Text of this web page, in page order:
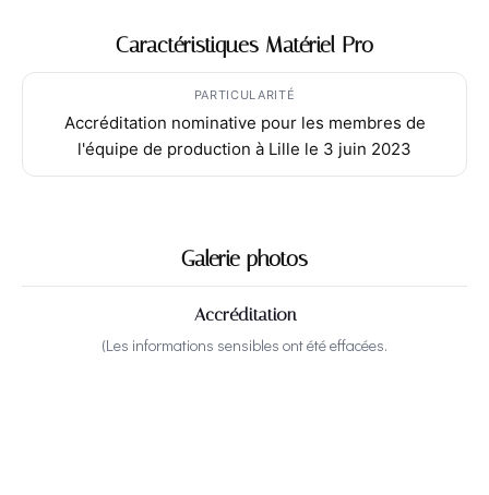
Caractéristiques Matériel Pro
PARTICULARITÉ
Accréditation nominative pour les membres de
l'équipe de production à Lille le 3 juin 2023
Galerie photos
Accréditation
(Les informations sensibles ont été effacées.